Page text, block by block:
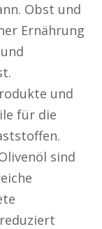
Obst und
Ernährung
und
für die
sind